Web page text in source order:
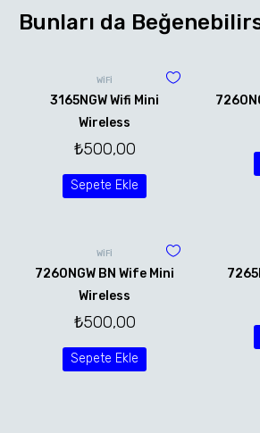
Bunları da
WİFİ
3165NGW Wifi Mini
Wireless
₺500,00
Sepete Ekle
WİFİ
7260NGW BN Wife Mini
Wireless
₺500,00
Sepete Ekle